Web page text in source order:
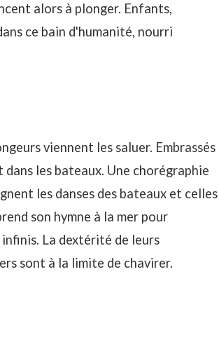
alors à plonger. Enfants,
ce bain d'humanité, nourri
viennent les saluer. Embrassés
les bateaux. Une chorégraphie
les danses des bateaux et celles
son hymne à la mer pour
La dextérité de leurs
sont à la limite de chavirer.